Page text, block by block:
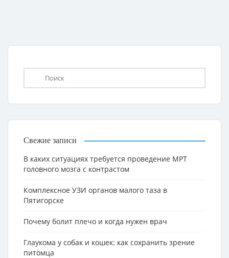
Свежие записи
В каких ситуациях требуется проведение МРТ
головного мозга с контрастом
Комплексное УЗИ органов малого таза в
Пятигорске
Почему болит плечо и когда нужен врач
Глаукома у собак и кошек: как сохранить зрение
питомца